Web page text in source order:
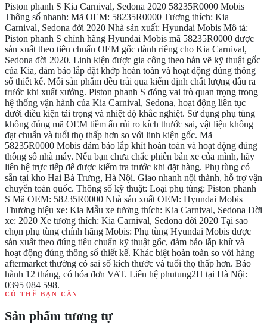
Piston phanh S Kia Carnival, Sedona 2020 58235R0000 Mobis
Thông số nhanh: Mã OEM: 58235R0000 Tương thích: Kia
Carnival, Sedona đời 2020 Nhà sản xuất: Hyundai Mobis Mô tả:
Piston phanh S chính hãng Hyundai Mobis mã 58235R0000 được
sản xuất theo tiêu chuẩn OEM gốc dành riêng cho Kia Carnival,
Sedona đời 2020. Linh kiện được gia công theo bản vẽ kỹ thuật gốc
của Kia, đảm bảo lắp đặt khớp hoàn toàn và hoạt động đúng thông
số thiết kế. Mỗi sản phẩm đều trải qua kiểm định chất lượng đầu ra
trước khi xuất xưởng. Piston phanh S đóng vai trò quan trọng trong
hệ thống vận hành của Kia Carnival, Sedona, hoạt động liên tục
dưới điều kiện tải trọng và nhiệt độ khắc nghiệt. Sử dụng phụ tùng
không đúng mã OEM tiềm ẩn rủi ro kích thước sai, vật liệu không
đạt chuẩn và tuổi thọ thấp hơn so với linh kiện gốc. Mã
58235R0000 Mobis đảm bảo lắp khít hoàn toàn và hoạt động đúng
thông số nhà máy. Nếu bạn chưa chắc phiên bản xe của mình, hãy
liên hệ trực tiếp để được kiểm tra trước khi đặt hàng. Phụ tùng có
sẵn tại kho Hai Bà Trưng, Hà Nội. Giao nhanh nội thành, hỗ trợ vận
chuyển toàn quốc. Thông số kỹ thuật: Loại phụ tùng: Piston phanh
S Mã OEM: 58235R0000 Nhà sản xuất OEM: Hyundai Mobis
Thương hiệu xe: Kia Mẫu xe tương thích: Kia Carnival, Sedona Đời
xe: 2020 Xe tương thích: Kia Carnival, Sedona đời 2020 Tại sao
chọn phụ tùng chính hãng Mobis: Phụ tùng Hyundai Mobis được
sản xuất theo đúng tiêu chuẩn kỹ thuật gốc, đảm bảo lắp khít và
hoạt động đúng thông số thiết kế. Khác biệt hoàn toàn so với hàng
aftermarket thường có sai số kích thước và tuổi thọ thấp hơn. Bảo
hành 12 tháng, có hóa đơn VAT. Liên hệ phutung2H tại Hà Nội:
0395 084 598.
CÓ THỂ BẠN CẦN
Sản phẩm tương tự